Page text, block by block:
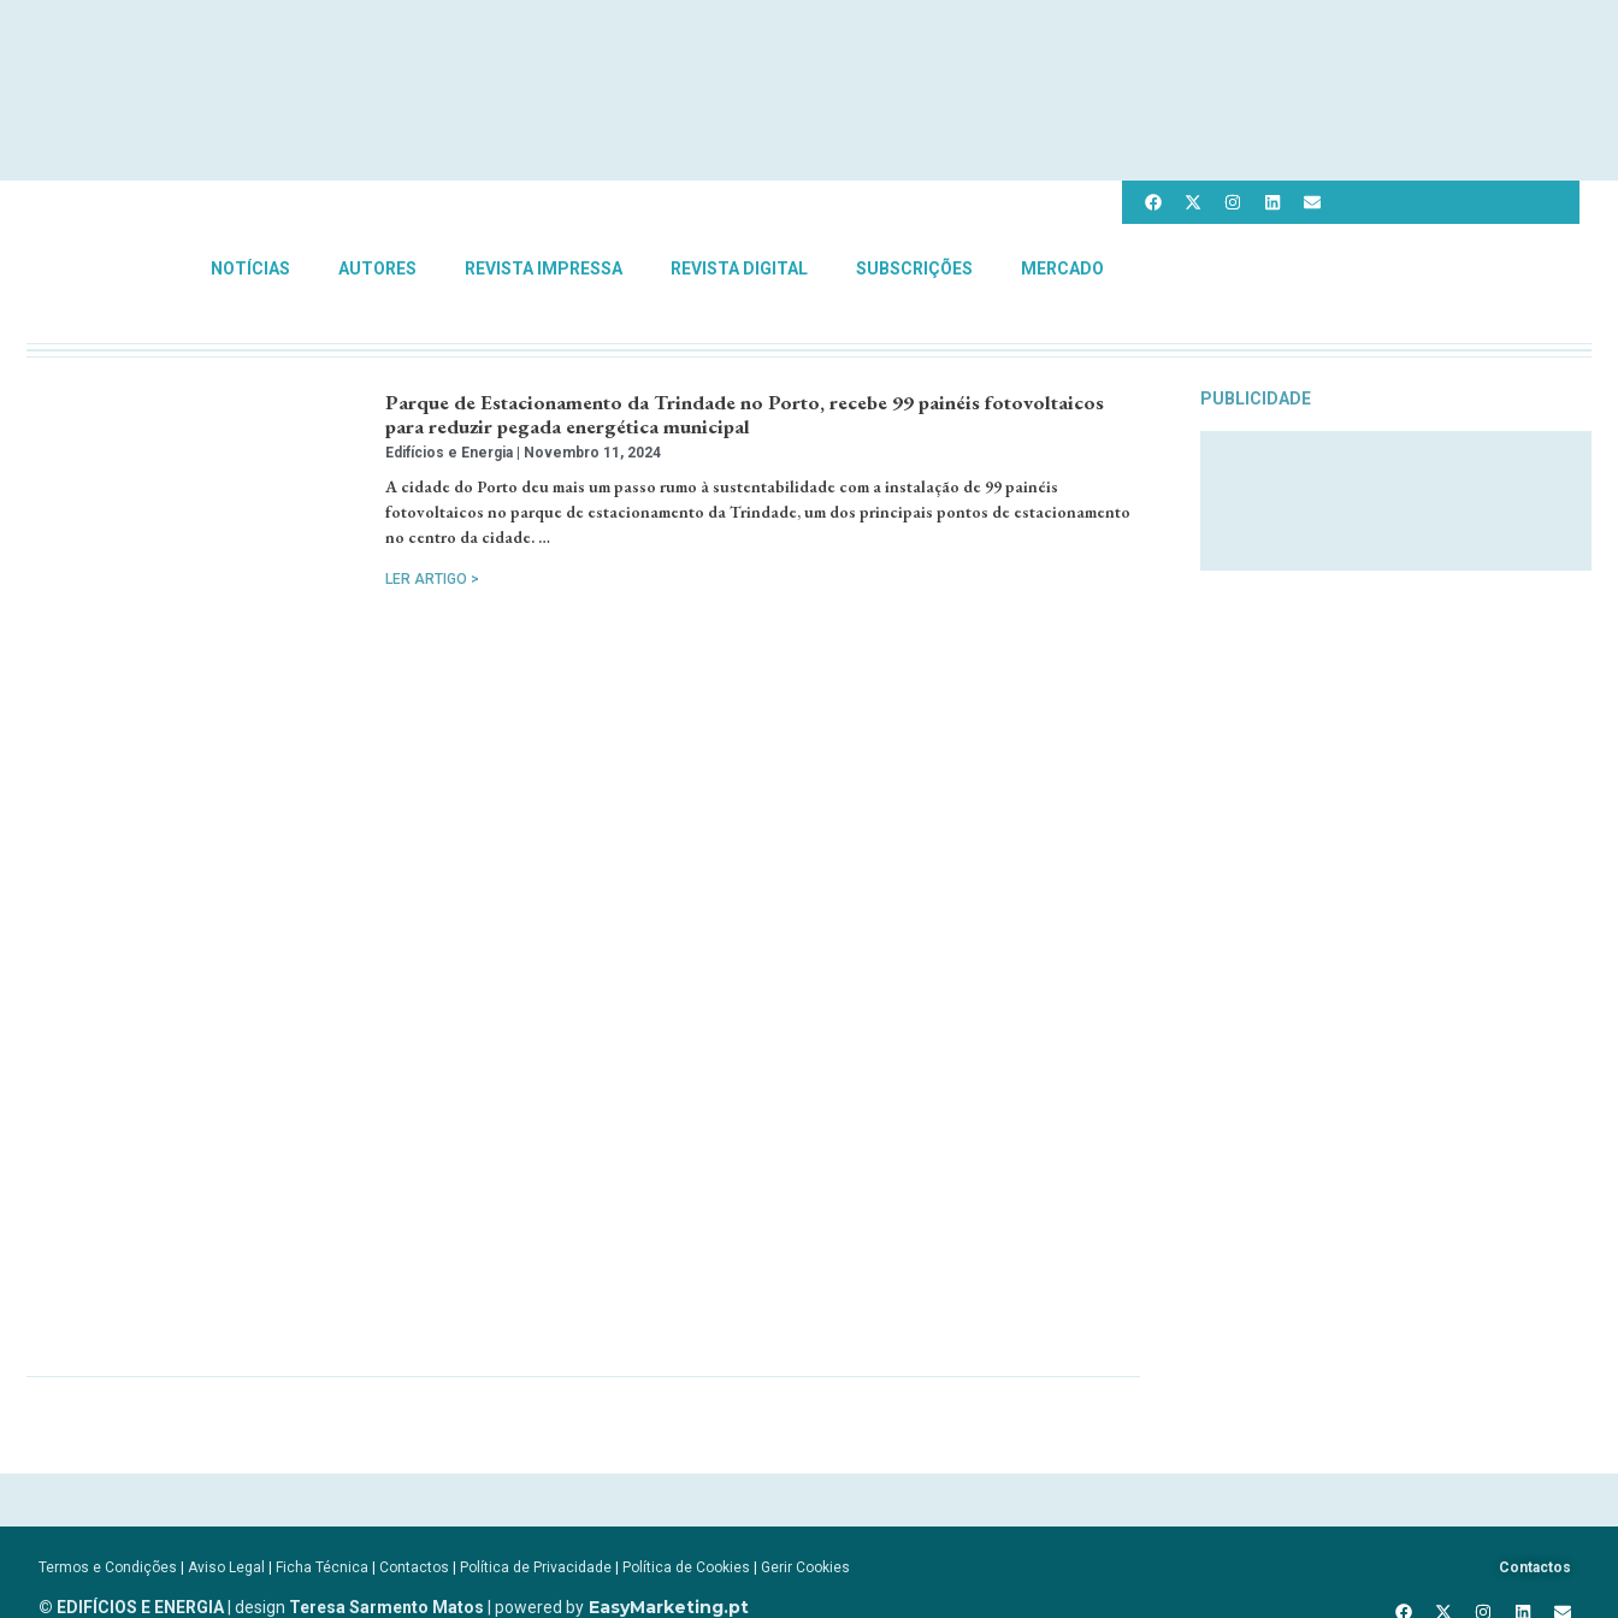
NOTÍCIAS AUTORES REVISTA IMPRESSA REVISTA DIGITAL SUBSCRIÇÕES MERCADO
Parque de Estacionamento da Trindade no Porto, recebe 99 painéis fotovoltaicos
para reduzir pegada energética municipal
Edifícios e Energia Novembro 11, 2024
A cidade do Porto deu mais um passo rumo à sustentabilidade com a instalação de 99 painéis
fotovoltaicos no parque de estacionamento da Trindade, um dos principais pontos de estacionamento
no centro da cidade. …
LER ARTIGO >
PUBLICIDADE
Termos e Condições | Aviso Legal | Ficha Técnica | Contactos | Política de Privacidade | Política de Cookies | Gerir Cookies
© EDIFÍCIOS E ENERGIA| design Teresa Sarmento Matos | powered by EasyMarketing.pt
Contactos